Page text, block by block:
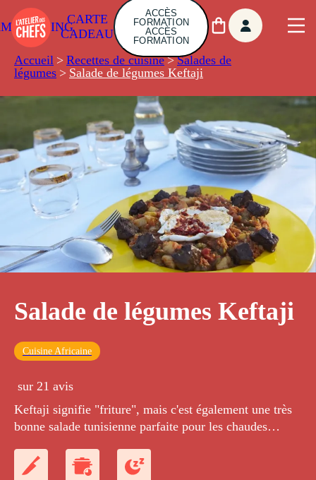
CARTE
CADEAU
ACCÈS
FORMATION
ACCÈS
FORMATION
Accueil > Recettes de cuisine > Salades de
légumes > Salade de légumes Keftaji
Salade de légumes Keftaji
Cuisine Africaine
sur 21 avis
Keftaji signifie "friture", mais c'est également une très
bonne salade tunisienne parfaite pour les chaudes